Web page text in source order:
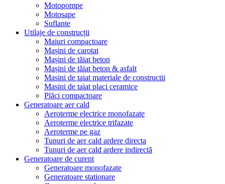
Motopompe
Motosape
Suflante
Utilaje de construcții
Maiuri compactoare
Mașini de carotat
Mașini de tăiat beton
Mașini de tăiat beton & asfalt
Masini de taiat materiale de constructii
Masini de taiat placi ceramice
Plăci compactoare
Generatoare aer cald
Aeroterme electrice monofazate
Aeroterme electrice trifazate
Aeroterme pe gaz
Tunuri de aer cald ardere directa
Tunuri de aer cald ardere indirectă
Generatoare de curent
Generatoare monofazate
Generatoare stationare